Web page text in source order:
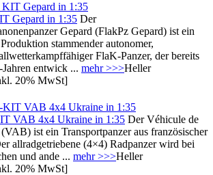
Gepard in 1:35 Der
Gepard (FlakPz Gepard) ist ein
stammender autonomer,
FlaK-Panzer, der bereits
entwick ... mehr >>>Heller
20% MwSt]
VAB 4x4 Ukraine in 1:35 Der Véhicule de
ist ein Transportpanzer aus französischer
allradgetriebene (4×4) Radpanzer wird bei
und ande ... mehr >>>Heller
20% MwSt]